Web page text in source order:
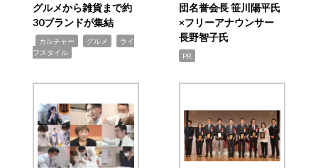
グルメから雑貨まで約
30ブランドが集結
カルチャー グルメ
ライ
フスタイル
団名誉会長 笹川陽平氏
×フリーアナウンサー
長野智子氏
PR